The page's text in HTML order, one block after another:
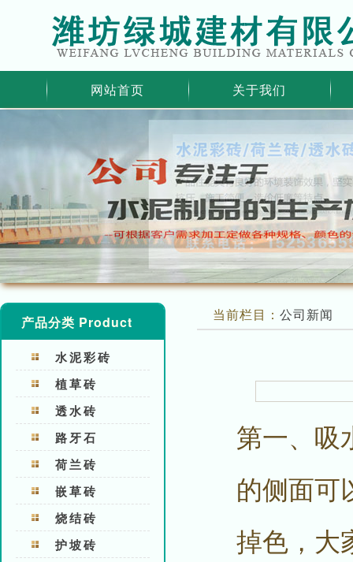
网站首页 关于我们
产品分类 Product
水泥彩砖
植草砖
透水砖
路牙石
荷兰砖
嵌草砖
烧结砖
护坡砖
当前栏目： 公司新闻
第一、吸
的侧面可
掉色，大